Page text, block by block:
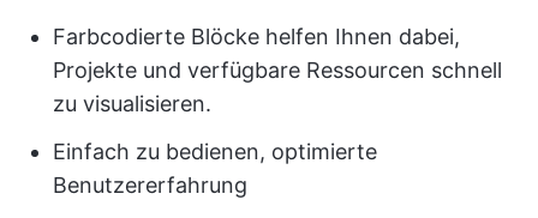
Farbcodierte Blöcke helfen Ihnen dabei,
Projekte und verfügbare Ressourcen schnell
zu visualisieren.
Einfach zu bedienen, optimierte
Benutzererfahrung